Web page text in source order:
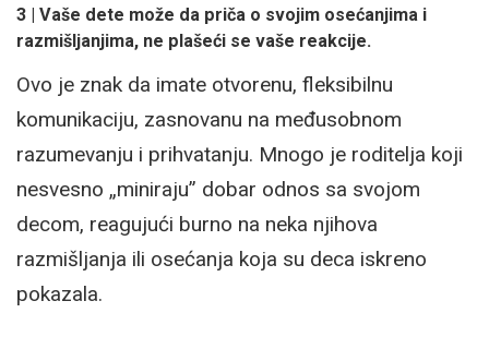
3 | Vaše dete može da priča o svojim osećanjima i
razmišljanjima, ne plašeći se vaše reakcije.
Ovo je znak da imate otvorenu, fleksibilnu
komunikaciju, zasnovanu na međusobnom
razumevanju i prihvatanju. Mnogo je roditelja koji
nesvesno „miniraju” dobar odnos sa svojom
decom, reagujući burno na neka njihova
razmišljanja ili osećanja koja su deca iskreno
pokazala.